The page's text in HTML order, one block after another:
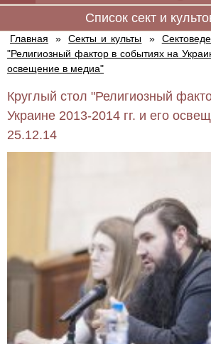
Cписок сект и
Главная » Секты и культы »
"Религиозный фактор в событиях на
освещение в медиа"
Круглый стол "Религиозный
Украине 2013-2014 гг. и его
25.12.14